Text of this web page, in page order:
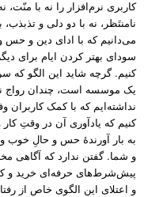
کاربری نرم‌افزار را نه با
نامنتَظر، نه با دو دلی و
می‌دانیم که با ادای دین و
سودای بهتر کردن ایام برای
کنیم. گرچه شاید این الگو که
یک موسسه است، چندان رواج
نداشته‌ایم که با کمک کاربران
کنیم که یادآوری آن در وقتِ
به بار آورندۀ حس و حالِ خوب و
و شما. گفتن ندارد که آگاهی
پیش‌شرط‌های حرفه‌ای خرید
و اعتلای این الگوی خاص از